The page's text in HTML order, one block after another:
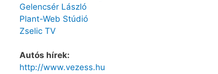
Gelencsér László
Plant-Web Stúdió
Zselic TV
Autós hírek:
http://www.vezess.hu